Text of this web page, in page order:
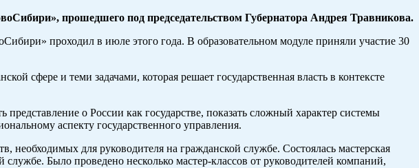
прошедшего под председательством Губернатора Андрея Травникова.
проходил в июле этого года. В образовательном модуле приняли участие 30
сфере и теми задачами, которая решает государственная власть в контексте
о России как государстве, показать сложный характер системы
аспекту государственного управления.
для руководителя на гражданской службе. Состоялась мастерская
Было проведено несколько мастер-классов от руководителей компаний,